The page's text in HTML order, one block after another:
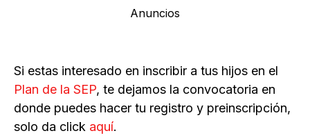
Anuncios
Si estas interesado en inscribir a tus hijos en el
Plan de la SEP, te dejamos la convocatoria en
donde puedes hacer tu registro y preinscripción,
solo da click aquí.